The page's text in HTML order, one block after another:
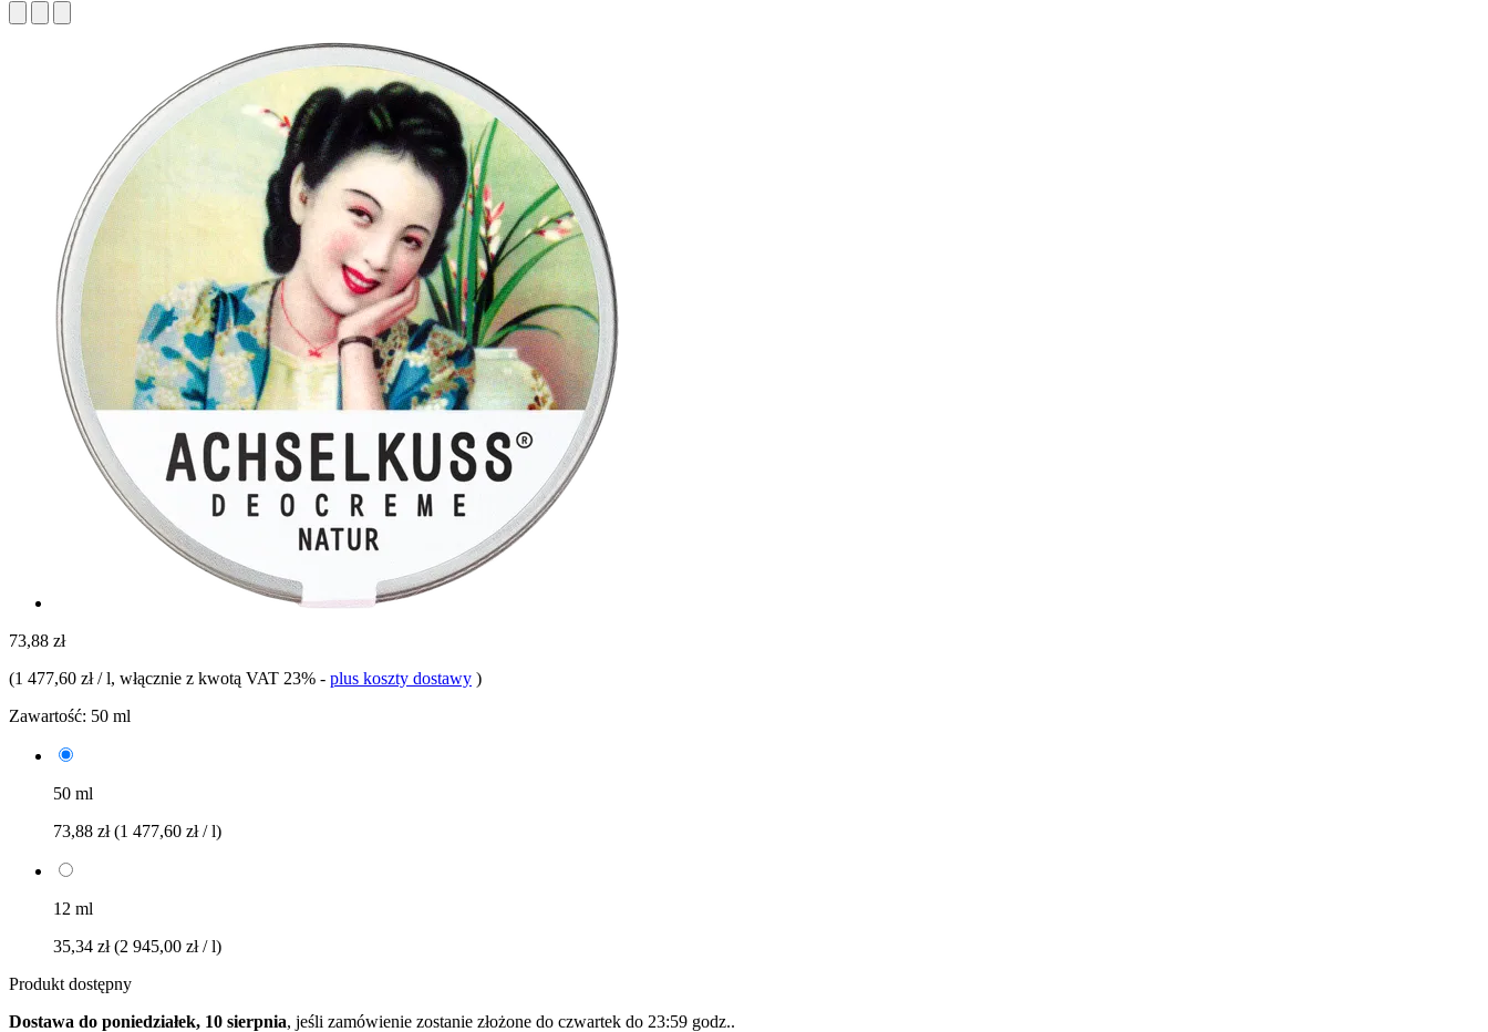
73,88 zł
(1 477,60 zł / l, włącznie z kwotą VAT 23% - plus koszty dostawy )
Zawartość: 50 ml
50 ml
73,88 zł(1 477,60 zł / l)
12 ml
35,34 zł(2 945,00 zł / l)
Produkt dostępny
Dostawa do poniedziałek, 10 sierpnia, jeśli zamówienie zostanie złożone do czwartek do 23:59 godz..